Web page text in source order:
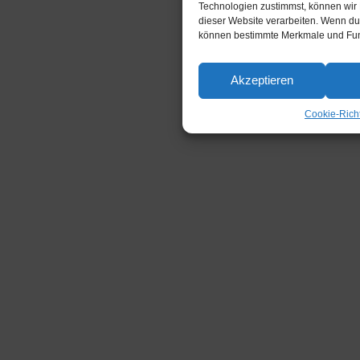
Technologien zustimmst, können
dieser Website verarbeiten. Wenn
können bestimmte Merkmale und
Akzeptieren
Cookie-